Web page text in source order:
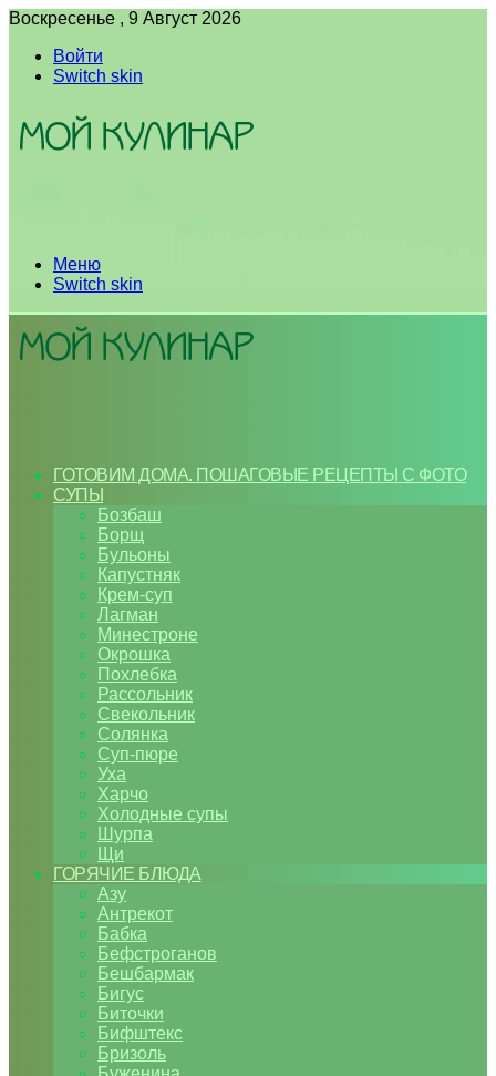
Воскресенье , 9 Август 2026
Войти
Switch skin
Меню
Switch skin
ГОТОВИМ ДОМА. ПОШАГОВЫЕ РЕЦЕПТЫ С ФОТО
СУПЫ
Бозбаш
Борщ
Бульоны
Капустняк
Крем-суп
Лагман
Минестроне
Окрошка
Похлебка
Рассольник
Свекольник
Солянка
Суп-пюре
Уха
Харчо
Холодные супы
Шурпа
Щи
ГОРЯЧИЕ БЛЮДА
Азу
Антрекот
Бабка
Бефстроганов
Бешбармак
Бигус
Биточки
Бифштекс
Бризоль